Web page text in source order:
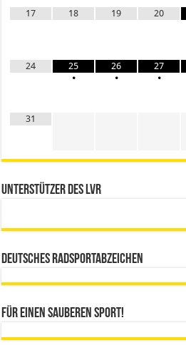
17 18 19 20
24
25
•
26
•
27
•
31
Unterstützer des LVR
Deutsches Radsportabzeichen
Für einen sauberen Sport!